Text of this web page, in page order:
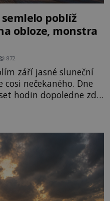
semlelo poblíž
obloze, monstra
872
září jasné sluneční
nečekaného. Dne
hodin dopoledne zde
doloženému
se zde skutečně
loď